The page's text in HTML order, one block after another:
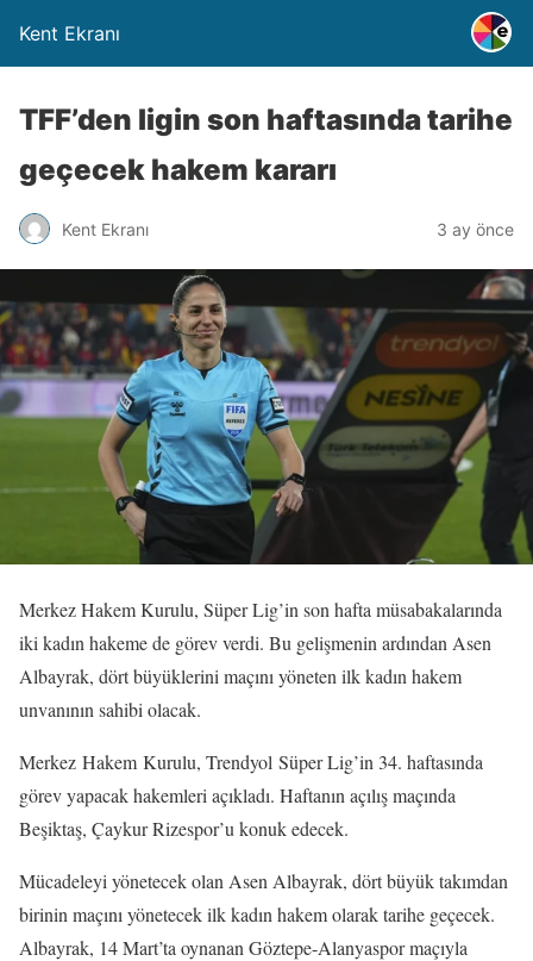
Kent Ekranı
TFF’den ligin son haftasında tarihe
geçecek hakem kararı
Kent Ekranı 3 ay önce
Merkez Hakem Kurulu, Süper Lig’in son hafta müsabakalarında
iki kadın hakeme de görev verdi. Bu gelişmenin ardından Asen
Albayrak, dört büyüklerini maçını yöneten ilk kadın hakem
unvanının sahibi olacak.
Merkez Hakem Kurulu, Trendyol Süper Lig’in 34. haftasında
görev yapacak hakemleri açıkladı. Haftanın açılış maçında
Beşiktaş, Çaykur Rizespor’u konuk edecek.
Mücadeleyi yönetecek olan Asen Albayrak, dört büyük takımdan
birinin maçını yönetecek ilk kadın hakem olarak tarihe geçecek.
Albayrak, 14 Mart’ta oynanan Göztepe-Alanyaspor maçıyla